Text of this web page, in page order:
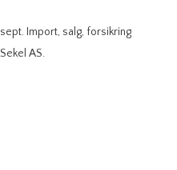
Import, salg, forsikring
AS.